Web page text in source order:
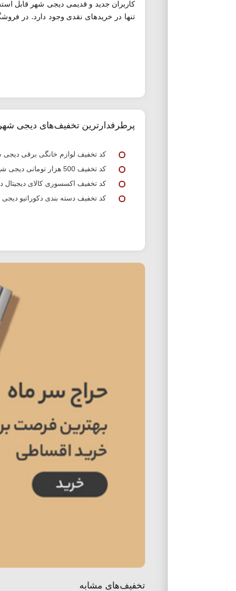
تنها در خریدهای نقدی وجود دارد. در
پرطرفدارترین تخفیف‌های دیجی شهر
کد تخفیف لوازم خانگی برقی دیجی
کد تخفیف 500 هزار تومانی دیجی شهر
کد تخفیف اکسسوری کالای دیجیتال
کد تخفیف دسته بندی دکوراتیو
تخفیف‌های مشابه